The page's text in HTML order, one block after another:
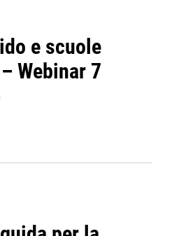
e scuole
Webinar 7